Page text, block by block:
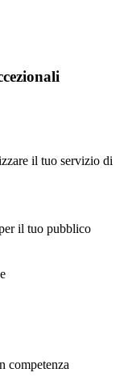
il tuo servizio di
il tuo pubblico
competenza